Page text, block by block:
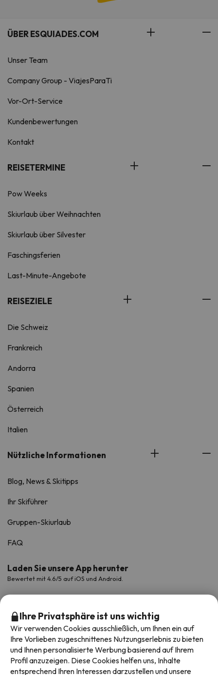
ÜBER ESQUIADES.COM
Unser Team
Company Group - ViajesParaTi
Vor-Ort-Service
Kundenbewertungen
Kontakt
REISETERMINE
Pow Weeks
Skiurlaub über Weihnachten
Skiurlaub über Silvester
Faschingsferien
Last-Minute-Angebote
REISEZIELE
Die Schweiz
Frankreich
Andorra
Spanien
Österreich
Italien
Nützliche Informationen
Blog, News & Skitipps
Ihr Skiführer
Gruppen-Skiurlaub
FAQ
Laden Sie unsere App herunter
Bewertet mit 4.6/5 auf iOS und Android.
Ihre Privatsphäre ist uns wichtig
Wir verwenden Cookies ausschließlich, um Ihnen ein auf
Ihre Vorlieben zugeschnittenes Nutzungserlebnis zu bieten
und Ihnen personalisierte Werbung basierend auf Ihrem
Profil anzuzeigen. Diese Cookies helfen uns, Inhalte
entsprechend Ihren Interessen darzustellen und unsere